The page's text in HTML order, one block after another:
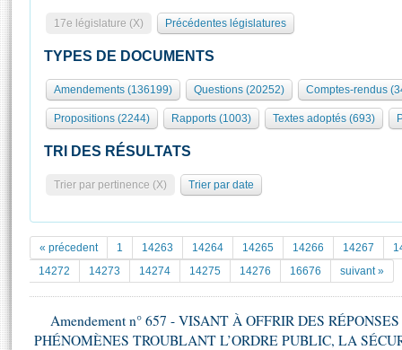
Présidence
577 députés
Groupes politiques
Séance publique
Commissions et autres organes
Europe et International
Pétitions
Documents parlementaires
Projets de loi
Propositions de loi
Amendements
Rôle et pouvoirs de l'Assemblée
Organisation de l'Assemblée
Présidence Conférence des Présidents Bureau Collège des
Statistiques et chiffres clés
Documents de référence
( Constitution | Règlement de l'Assemblée ... )
Histoire
Visiter l'Assemblée
Visite virtuelle du palais Bourbon
Assister à une séance
La Bibliothèque
Les archives
Contacts et plan d'accès
Photos libres de droit
17e législature (X) Précédentes législatures
TYPES DE DOCUMENTS
Amendements (136199) Questions (20252) Comptes-rendus
Propositions (2244) Rapports (1003) Textes adoptés (693)
TRI DES RÉSULTATS
Trier par pertinence (X) Trier par date
« précedent 1 14263 14264 14265 14266 14267
14272
14273 14274 14275 14276 16676 suivant »
Amendement n° 657 - VISANT À OFFRIR DES
PHÉNOMÈNES TROUBLANT L’ORDRE PUBLIC, LA